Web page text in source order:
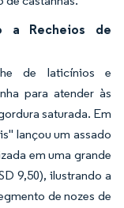
a Recheios de
de laticínios e
para atender às
saturada. Em
lançou um assado
em uma grande
9,50), ilustrando a
de nozes de